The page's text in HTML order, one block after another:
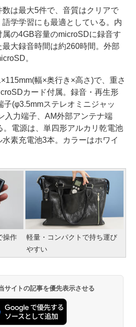
は最大5件で、音質はクリアで
語学学習にも最適としている。内
の4GB容量のmicroSDに録音す
大録音時間は約260時間。外部
。
幅×奥行き×高さ)で、重さ
カード付属。録音・再生形
子(φ3.5mmステレオミニジャッ
入力端子、AM外部アンテナ端
電源は、単四形アルカリ乾電池
素充電池3本。カラーはホワイ
操作
軽量・コンパクトで持ち運び
やすい
サイトの記事を優先表示させる